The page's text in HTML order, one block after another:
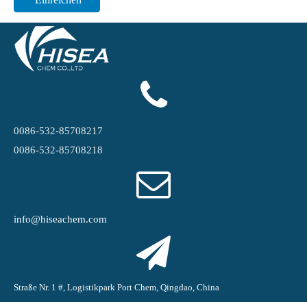
0086-532-85708217
0086-532-85708218
info@hiseachem.com
Straße Nr. 1 #, Logistikpark Port Chem, Qingdao, China